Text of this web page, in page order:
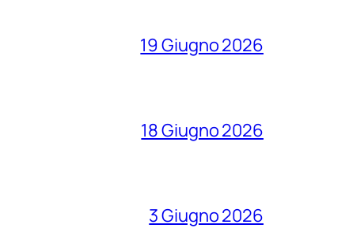
19 Giugno 2026
18 Giugno 2026
3 Giugno 2026